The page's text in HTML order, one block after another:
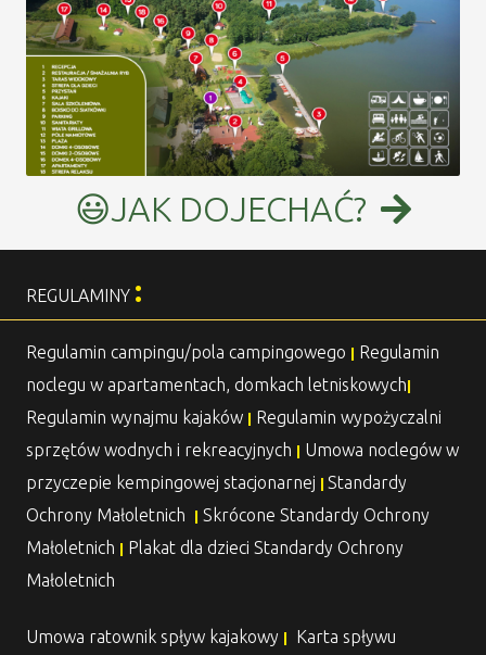
😃JAK DOJECHAĆ?
REGULAMINY :
Regulamin campingu/pola campingowego
Regulamin
noclegu w apartamentach, domkach letniskowych
Regulamin wynajmu kajaków
Regulamin wypożyczalni
sprzętów wodnych i rekreacyjnych
Umowa noclegów w
przyczepie kempingowej stacjonarnej
Standardy
Ochrony Małoletnich
Skrócone Standardy Ochrony
Małoletnich
Plakat dla dzieci Standardy Ochrony
Małoletnich
Umowa ratownik spływ kajakowy
Karta spływu